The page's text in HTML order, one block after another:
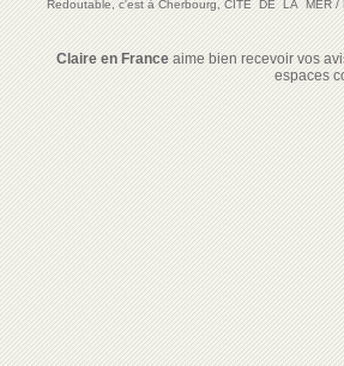
Redoutable, c'est à Cherbourg, CITE DE LA MER/
Claire en Franceaime bien recevoir vos
espaces